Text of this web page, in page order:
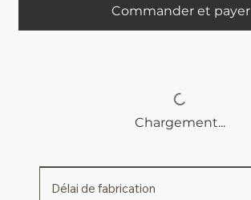
Commander et payer
Chargement...
Délai de fabrication